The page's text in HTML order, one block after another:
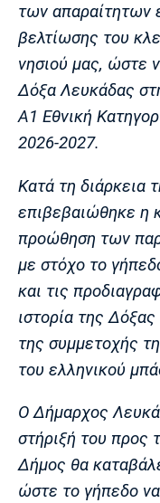
Μάντσεστερ
Γιουνάιτεντ
Λίβερπουλ
Ίντερ
Μπορούσια
Ντόρτμουντ
Μονακό
των απαραίτητων
βελτίωσης του
νησιού μας, ώστε
Δόξα Λευκάδας
Α1 Εθνική
2026-2027.
Κατά τη διάρκεια
επιβεβαιώθηκε η
προώθηση των
με στόχο το
και τις
ιστορία της
της συμμετοχής
του ελληνικού
Ο Δήμαρχος
στήριξή του προς
Δήμος θα
ώστε το γήπεδο να